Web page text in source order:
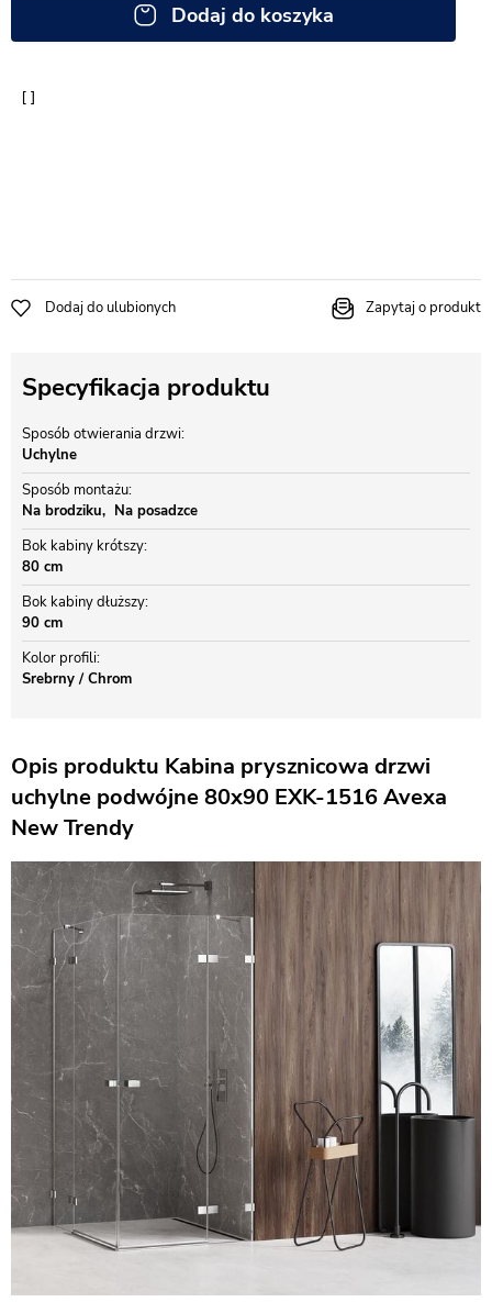
Dodaj do koszyka
Dodaj do ulubionych Zapytaj o produkt
Specyfikacja produktu
Sposób otwierania drzwi
Uchylne
Sposób montażu
Na brodziku
Na posadzce
Bok kabiny krótszy
80 cm
Bok kabiny dłuższy
90 cm
Kolor profili
Srebrny / Chrom
Opis produktu Kabina prysznicowa drzwi
uchylne podwójne 80x90 EXK-1516 Avexa
New Trendy